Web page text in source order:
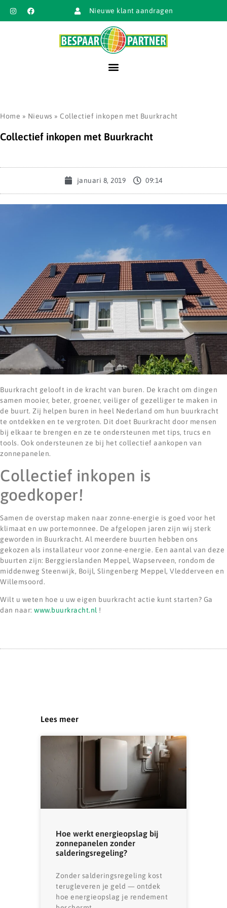
Nieuwe klant aandragen
Home » Nieuws » Collectief inkopen met Buurkracht
Collectief inkopen met Buurkracht
januari 8, 2019 09:14
Buurkracht gelooft in de kracht van buren. De kracht om dingen
samen mooier, beter, groener, veiliger of gezelliger te maken in
de buurt. Zij helpen buren in heel Nederland om hun buurkracht
te ontdekken en te vergroten. Dit doet Buurkracht door mensen
bij elkaar te brengen en ze te ondersteunen met tips, trucs en
tools. Ook ondersteunen ze bij het collectief aankopen van
zonnepanelen.
Collectief inkopen is
goedkoper!
Samen de overstap maken naar zonne-energie is goed voor het
klimaat en uw portemonnee. De afgelopen jaren zijn wij sterk
geworden in Buurkracht. Al meerdere buurten hebben ons
gekozen als installateur voor zonne-energie. Een aantal van deze
buurten zijn: Berggierslanden Meppel, Wapserveen, rondom de
middenweg Steenwijk, Boijl, Slingenberg Meppel, Vledderveen en
Willemsoord.
Wilt u weten hoe u uw eigen buurkracht actie kunt starten? Ga
dan naar: www.buurkracht.nl !
Lees meer
Hoe werkt energieopslag bij
zonnepanelen zonder
salderingsregeling?
Zonder salderingsregeling kost
terugleveren je geld — ontdek
hoe energieopslag je rendement